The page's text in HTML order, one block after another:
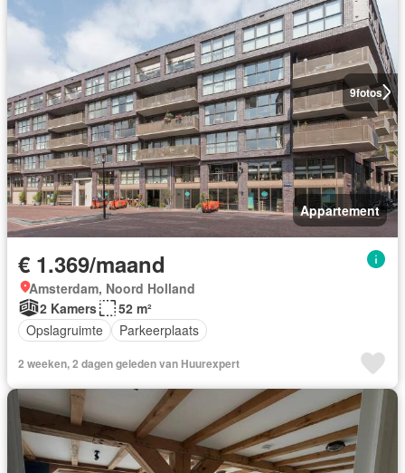
9fotos
Appartement
€ 1.369/maand
Amsterdam, Noord Holland
2 Kamers
52 m²
Opslagruimte
Parkeerplaats
2 weeken, 2 dagen geleden van Huurexpert